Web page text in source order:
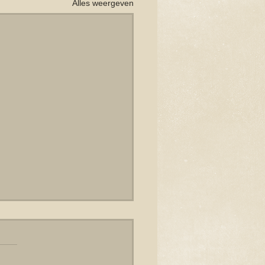
Alles weergeven